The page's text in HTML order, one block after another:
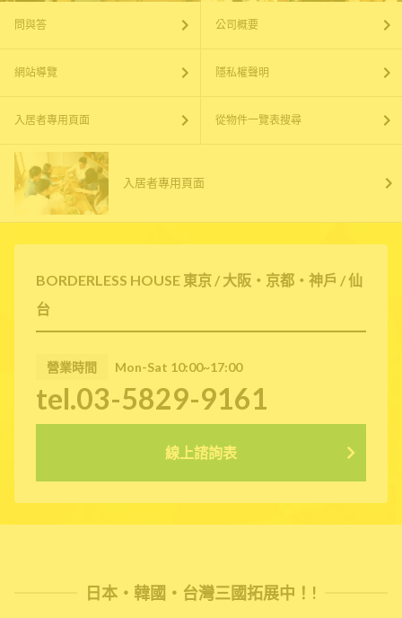
BORDERLESS HOUSE 東京 / 大阪・京都・神戶 / 仙
台
營業時間 Mon-Sat 10:00~17:00
tel.03-5829-9161
線上諮詢表
問與答 公司概要
網站導覽 隱私權聲明
入居者專用頁面 從物件一覽表搜尋
入居者專用頁面
日本・韓國・台灣三國拓展中！!